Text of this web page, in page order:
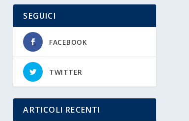
SEGUICI
FACEBOOK
TWITTER
ARTICOLI RECENTI